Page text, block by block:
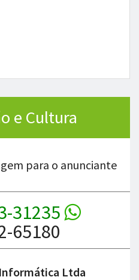
e Cultura
para o anunciante
31235
65180
Ltda